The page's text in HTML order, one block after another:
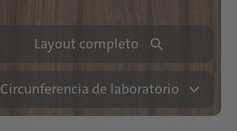
Layout completo
Circunferencia de laboratorio